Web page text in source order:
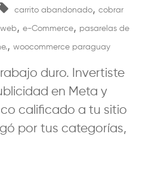
carrito abandonado, cobrar
, e-Commerce, pasarelas de
, woocommerce paraguay
duro. Invertiste
en Meta y
calificado a tu sitio
por tus categorías,